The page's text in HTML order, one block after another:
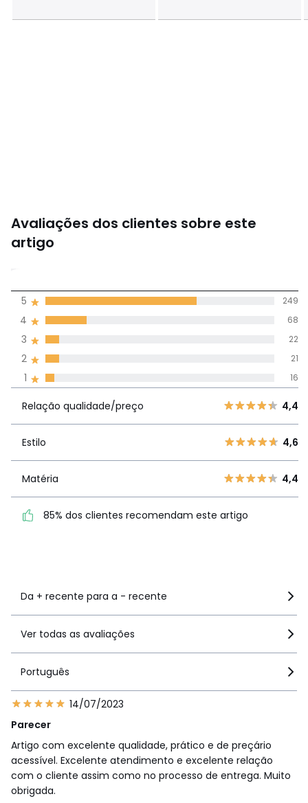
Avaliações dos clientes sobre este
artigo
4,4
(376)
1
3
qualidade/preço
4,6
4,4
85% dos clientes
recomendam este artigo
1 16
2 21
3 22
4 68
5 249
Relação qualidade/preço 4,4
Estilo 4,6
Matéria 4,4
85% dos clientes recomendam este artigo
Da + recente para a - recente
Ver todas as avaliações
Português
14/07/2023
Parecer
Artigo com excelente qualidade, prático e de preçário
acessível. Excelente atendimento e excelente relação
com o cliente assim como no processo de entrega. Muito
obrigada.